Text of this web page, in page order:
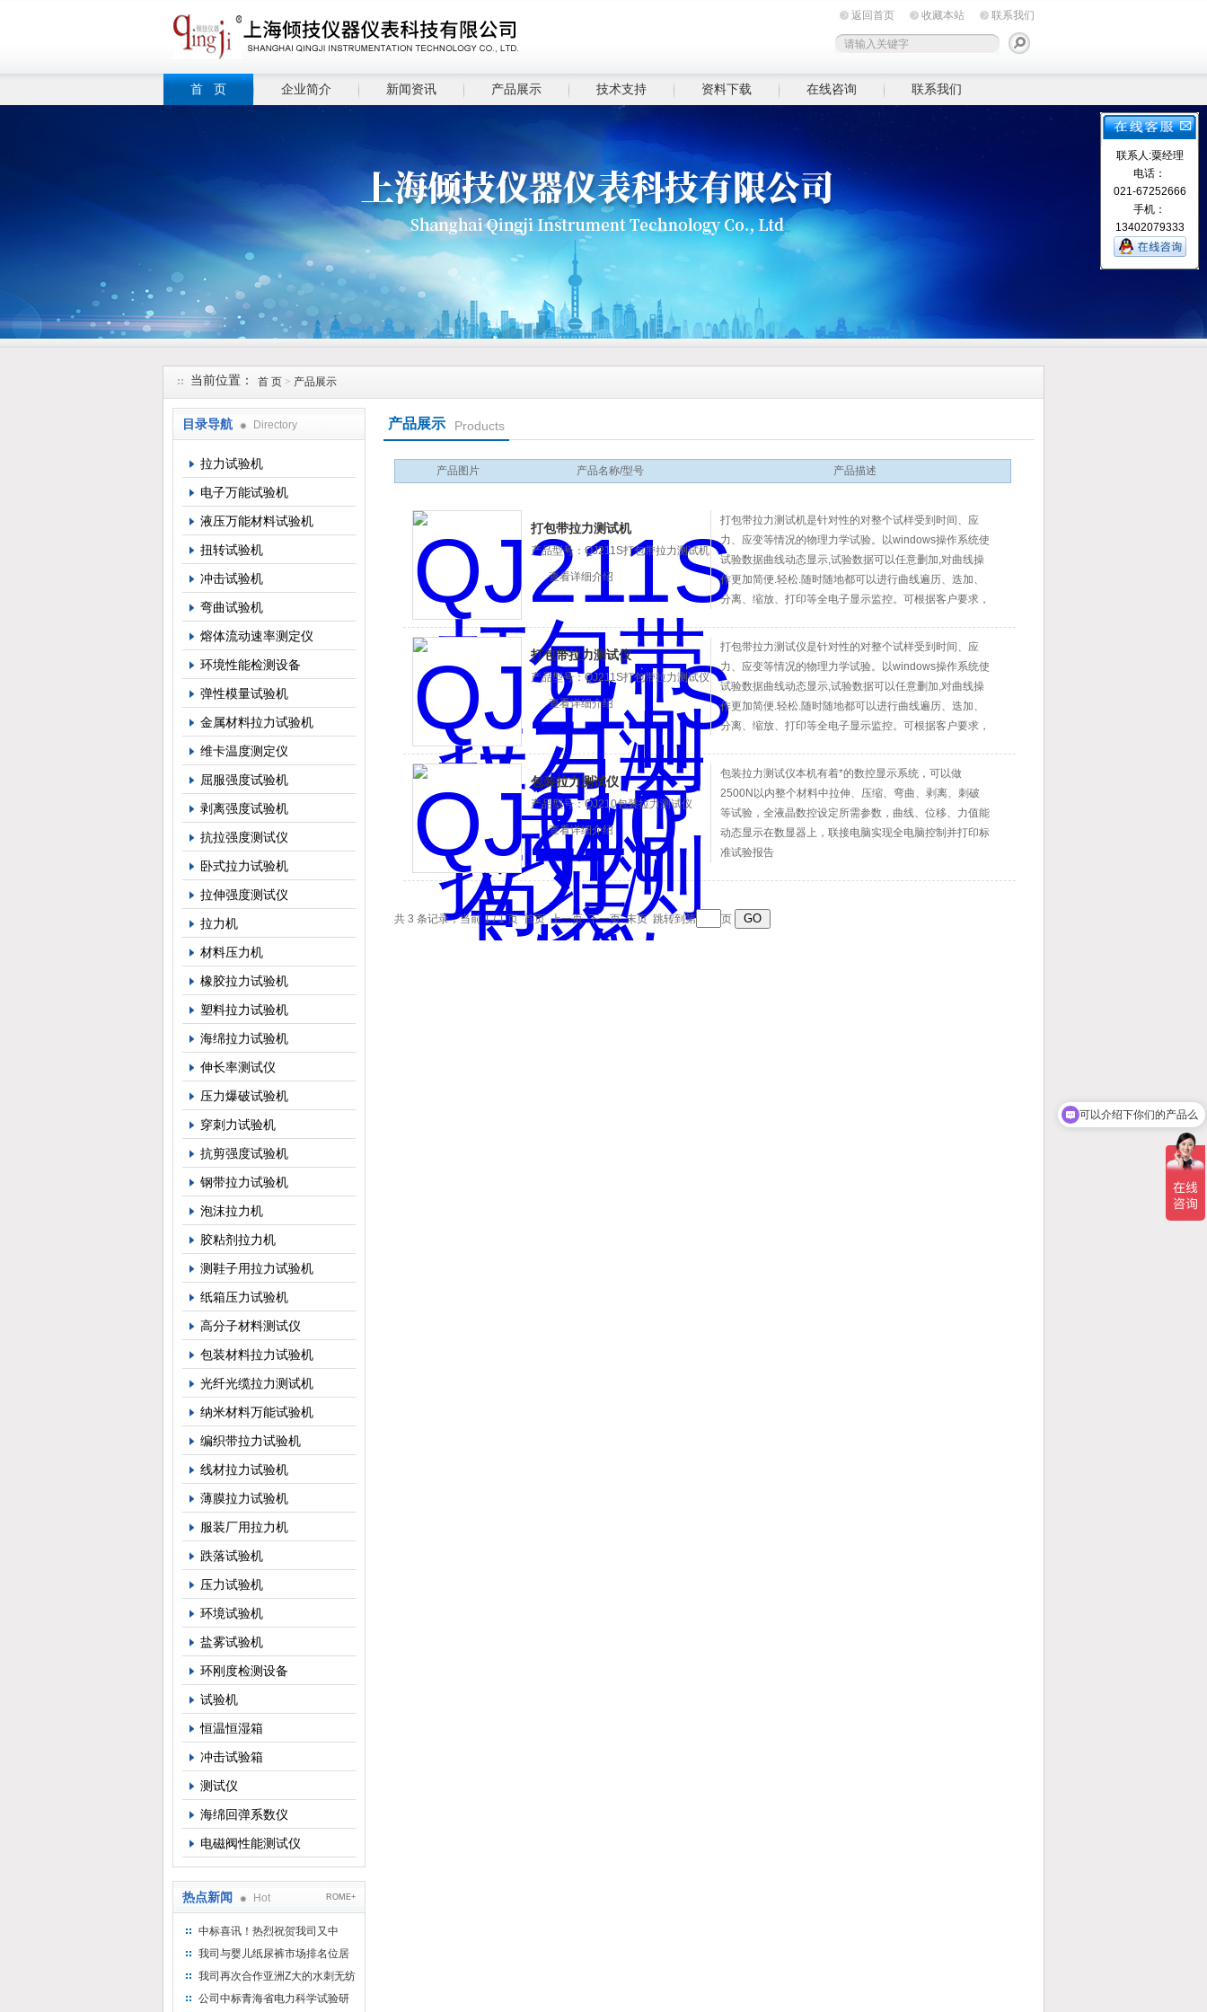
返回首页 收藏本站 联系我们
首 页 企业简介 新闻资讯 产品展示 技术支持 资料下载 在线咨询 联系我们
当前位置： 首 页 > 产品展示
目录导航 Directory
拉力试验机
电子万能试验机
液压万能材料试验机
扭转试验机
冲击试验机
弯曲试验机
熔体流动速率测定仪
环境性能检测设备
弹性模量试验机
金属材料拉力试验机
维卡温度测定仪
屈服强度试验机
剥离强度试验机
抗拉强度测试仪
卧式拉力试验机
拉伸强度测试仪
拉力机
材料压力机
橡胶拉力试验机
塑料拉力试验机
海绵拉力试验机
伸长率测试仪
压力爆破试验机
穿刺力试验机
抗剪强度试验机
钢带拉力试验机
泡沫拉力机
胶粘剂拉力机
测鞋子用拉力试验机
纸箱压力试验机
高分子材料测试仪
包装材料拉力试验机
光纤光缆拉力测试机
纳米材料万能试验机
编织带拉力试验机
线材拉力试验机
薄膜拉力试验机
服装厂用拉力机
跌落试验机
压力试验机
环境试验机
盐雾试验机
环刚度检测设备
试验机
恒温恒湿箱
冲击试验箱
测试仪
海绵回弹系数仪
电磁阀性能测试仪
热点新闻 Hot ROME+
中标喜讯！热烈祝贺我司又中
标！
我司与婴儿纸尿裤市场排名位居
名的全日美实业合作成功！
我司再次合作亚洲Z大的水刺无纺
布供应商-南六企业！
公司中标青海省电力科学试验研
产品展示 Products
产品图片 产品名称/型号 产品描述
打包带拉力测试机
产品型号：QJ211S打包带拉力测试机
查看详细介绍
打包带拉力测试机是针对性的对整个试样受到时间、应
力、应变等情况的物理力学试验。以windows操作系统使
试验数据曲线动态显示,试验数据可以任意删加,对曲线操
作更加简便.轻松.随时随地都可以进行曲线遍历、迭加、
分离、缩放、打印等全电子显示监控。可根据客户要求，
力、拉伸、压缩、弯曲、抗弯、撕裂、剪切、刺破、低调
疲劳等多项力学试验。
打包带拉力测试仪
产品型号：QJ211S打包带拉力测试仪
查看详细介绍
打包带拉力测试仪是针对性的对整个试样受到时间、应
力、应变等情况的物理力学试验。以windows操作系统使
试验数据曲线动态显示,试验数据可以任意删加,对曲线操
作更加简便.轻松.随时随地都可以进行曲线遍历、迭加、
分离、缩放、打印等全电子显示监控。可根据客户要求，
力、拉伸、压缩、弯曲、抗弯、撕裂、剪切、刺破、低调
疲劳等多项力学试验。
包装拉力测试仪
产品型号：QJ210包装拉力测试仪
查看详细介绍
包装拉力测试仪本机有着*的数控显示系统，可以做
2500N以内整个材料中拉伸、压缩、弯曲、剥离、刺破
等试验，全液晶数控设定所需参数，曲线、位移、力值能
动态显示在数显器上，联接电脑实现全电脑控制并打印标
准试验报告
共 3 条记录，当前 1 / 1 页 首页 上一页 下一页 末页 跳转到第 页
联系人:粟经理
电话：
021-67252666
手机：
13402079333
可以介绍下你们的产品么